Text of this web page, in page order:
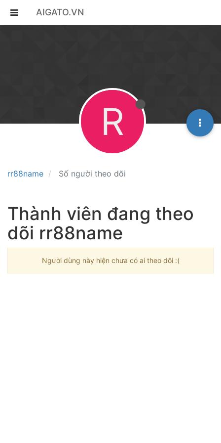
AIGATO.VN
rr88name Số người theo dõi
R
Thành viên đang theo
dõi rr88name
Người dùng này hiện chưa có ai theo dõi :(